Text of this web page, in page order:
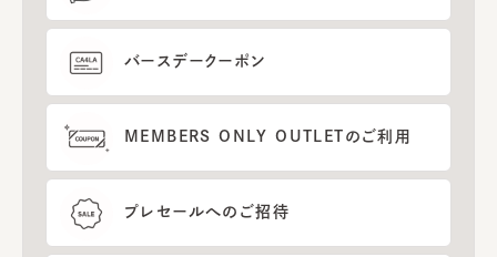
バースデークーポン
MEMBERS ONLY OUTLETのご利用
プレセールへのご招待